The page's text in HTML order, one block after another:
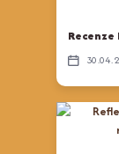
30 04